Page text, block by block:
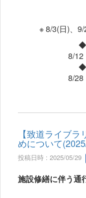
※ 8/3(日)、
◆
8/12
◆
8/28
【致道ライブ
めについて
投稿日時 : 2025/05/29
施設修繕に伴う通